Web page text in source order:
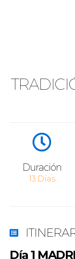
Duración
13 Días
Día 1